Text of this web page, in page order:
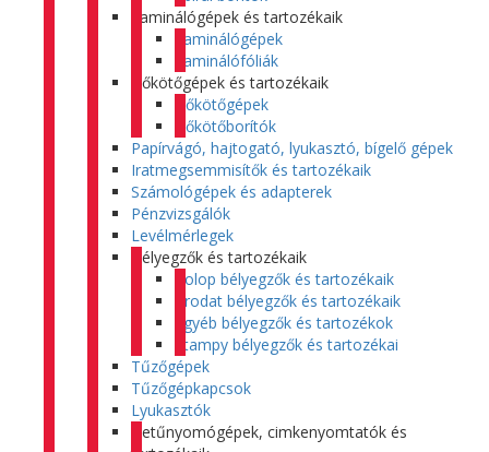
Laminálógépek és tartozékaik
Laminálógépek
Laminálófóliák
Hőkötőgépek és tartozékaik
Hőkötőgépek
Hőkötőborítók
Papírvágó, hajtogató, lyukasztó, bígelő gépek
Iratmegsemmisítők és tartozékaik
Számológépek és adapterek
Pénzvizsgálók
Levélmérlegek
Bélyegzők és tartozékaik
Colop bélyegzők és tartozékaik
Trodat bélyegzők és tartozékaik
Egyéb bélyegzők és tartozékok
Stampy bélyegzők és tartozékai
Tűzőgépek
Tűzőgépkapcsok
Lyukasztók
Betűnyomógépek, cimkenyomtatók és